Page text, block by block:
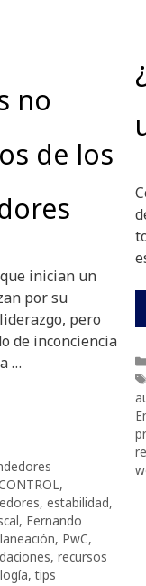
no
de los
inician un
por su
pero
de inconciencia
…
,
, estabilidad,
, Fernando
, PwC,
, recursos
,tips